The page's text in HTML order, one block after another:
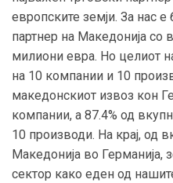
европските земји. За нас е
партнер на Македонија со
милиони евра. Но целиот
на 10 компании и 10
македонскиот извоз кон
компании, а 87.4% од
10 производи. На крај, од
Македонија во Германија,
сектор како еден од